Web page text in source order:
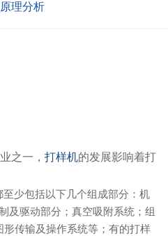
理分析
之一， 打样机的发展影响着打
少包括以下几个组成部分：机
及驱动部分；真空吸附系统；组
传输及操作系统等；有的打样